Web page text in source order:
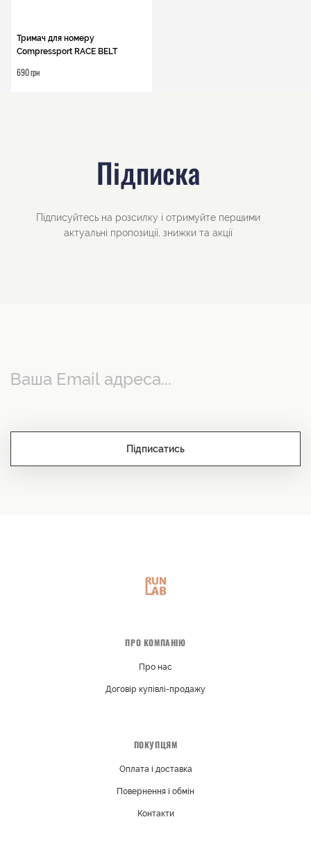
Тримач для номеру
Compressport RACE BELT
690 грн
Підписка
Підписуйтесь на розсилку і отримуйте першими
актуальні пропозиції, знижки та акції
Підписатись
ПРО КОМПАНІЮ
Про нас
Договір купівлі-продажу
ПОКУПЦЯМ
Оплата і доставка
Повернення і обмін
Контакти